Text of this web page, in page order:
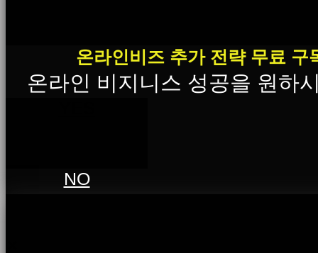
온라인비즈 추가 전략 무료 구
온라인 비지니스 성공을 원하
NO